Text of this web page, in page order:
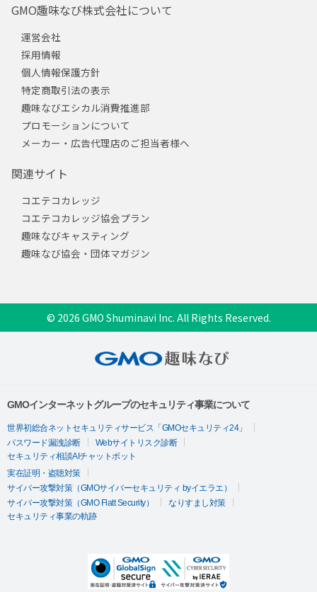
GMO趣味なび株式会社について
運営会社
採用情報
個人情報保護方針
特定商取引法の表示
趣味なびエシカル消費推進部
プロモーションについて
メーカー・広告代理店のご担当者様へ
関連サイト
コエテコカレッジ
コエテコカレッジ協会プラン
趣味なびキャスティング
趣味なび協会・団体マガジン
© 2026 GMO Shuminavi Inc. All Rights Reserved.